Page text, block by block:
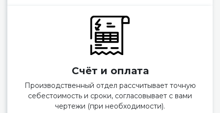
Счёт и оплата
Производственный отдел рассчитывает точную
себестоимость и сроки, согласовывает с вами
чертежи (при необходимости).